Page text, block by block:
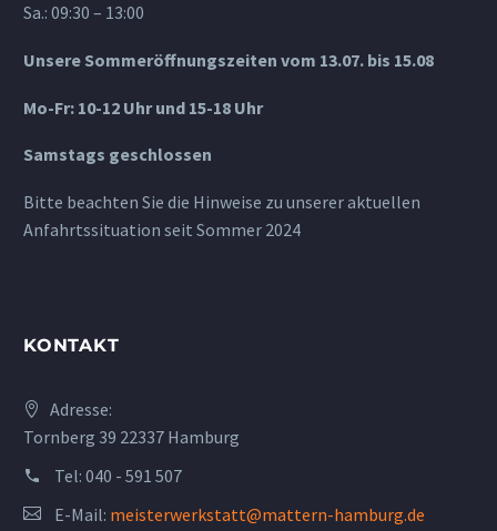
Sa.: 09:30 – 13:00
Unsere Sommeröffnungszeiten vom 13.07. bis 15.08
Mo-Fr: 10-12 Uhr und 15-18 Uhr
Samstags geschlossen
Bitte beachten Sie die Hinweise zu unserer aktuellen
Anfahrtssituation seit Sommer 2024
KONTAKT
Adresse:
Tornberg 39 22337 Hamburg
Tel: 040 - 591 507
E-Mail: meisterwerkstatt@mattern-hamburg.de